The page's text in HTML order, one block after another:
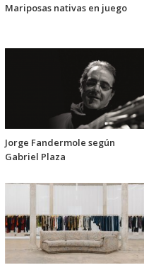
Mariposas nativas en juego
Jorge Fandermole según
Gabriel Plaza